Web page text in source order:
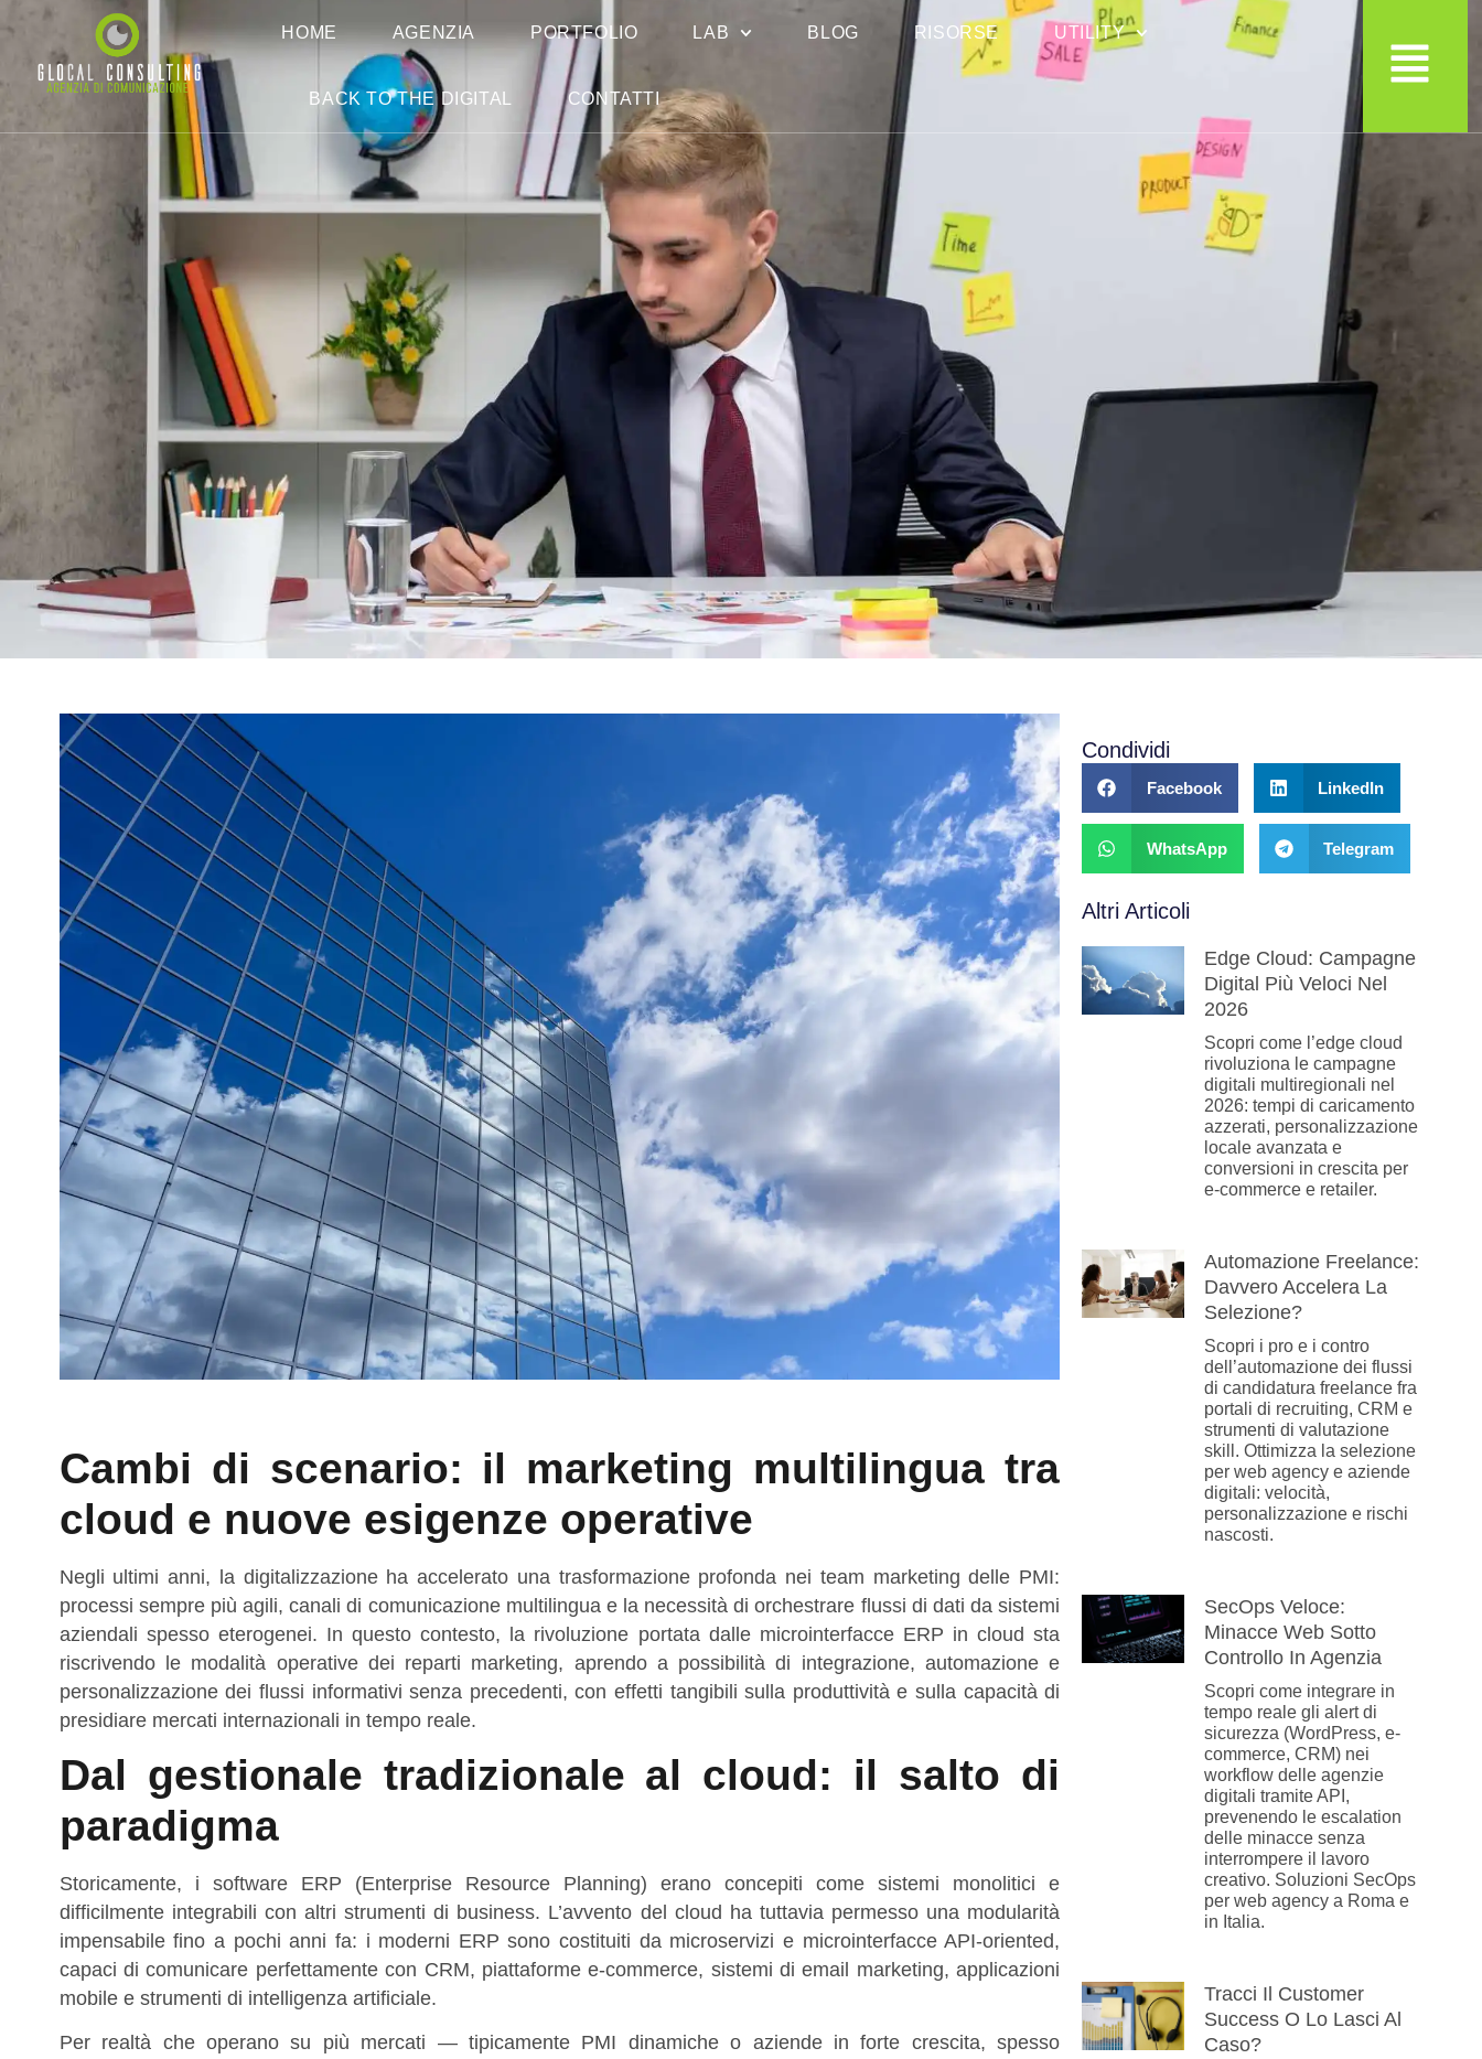
HOME AGENZIA PORTFOLIO LAB BLOG RISORSE UTILITY
BACK TO THE DIGITAL CONTATTI
Cambi di scenario: il marketing multilingua tra
cloud e nuove esigenze operative
Negli ultimi anni, la digitalizzazione ha accelerato una trasformazione profonda nei team marketing delle PMI:
processi sempre più agili, canali di comunicazione multilingua e la necessità di orchestrare flussi di dati da sistemi
aziendali spesso eterogenei. In questo contesto, la rivoluzione portata dalle microinterfacce ERP in cloud sta
riscrivendo le modalità operative dei reparti marketing, aprendo a possibilità di integrazione, automazione e
personalizzazione dei flussi informativi senza precedenti, con effetti tangibili sulla produttività e sulla capacità di
presidiare mercati internazionali in tempo reale.
Dal gestionale tradizionale al cloud: il salto di
paradigma
Storicamente, i software ERP (Enterprise Resource Planning) erano concepiti come sistemi monolitici e
difficilmente integrabili con altri strumenti di business. L’avvento del cloud ha tuttavia permesso una modularità
impensabile fino a pochi anni fa: i moderni ERP sono costituiti da microservizi e microinterfacce API-oriented,
capaci di comunicare perfettamente con CRM, piattaforme e-commerce, sistemi di email marketing, applicazioni
mobile e strumenti di intelligenza artificiale.
Per realtà che operano su più mercati — tipicamente PMI dinamiche o aziende in forte crescita, spesso
Condividi
Facebook LinkedIn
WhatsApp Telegram
Altri Articoli
Edge Cloud: Campagne
Digital Più Veloci Nel
2026
Scopri come l’edge cloud
rivoluziona le campagne
digitali multiregionali nel
2026: tempi di caricamento
azzerati, personalizzazione
locale avanzata e
conversioni in crescita per
e-commerce e retailer.
Automazione Freelance:
Davvero Accelera La
Selezione?
Scopri i pro e i contro
dell’automazione dei flussi
di candidatura freelance fra
portali di recruiting, CRM e
strumenti di valutazione
skill. Ottimizza la selezione
per web agency e aziende
digitali: velocità,
personalizzazione e rischi
nascosti.
SecOps Veloce:
Minacce Web Sotto
Controllo In Agenzia
Scopri come integrare in
tempo reale gli alert di
sicurezza (WordPress, e-
commerce, CRM) nei
workflow delle agenzie
digitali tramite API,
prevenendo le escalation
delle minacce senza
interrompere il lavoro
creativo. Soluzioni SecOps
per web agency a Roma e
in Italia.
Tracci Il Customer
Success O Lo Lasci Al
Caso?